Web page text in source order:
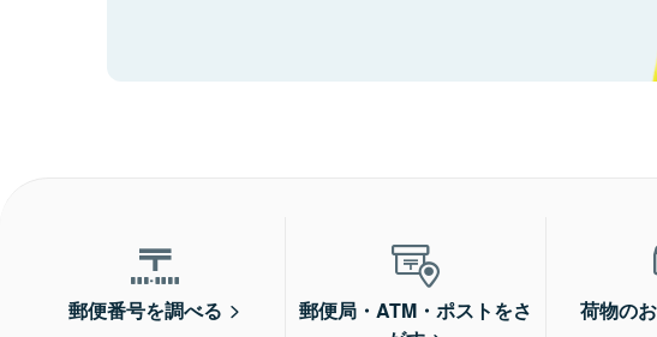
郵便番号を調べる
郵便局・ATM・ポストをさ
荷物の